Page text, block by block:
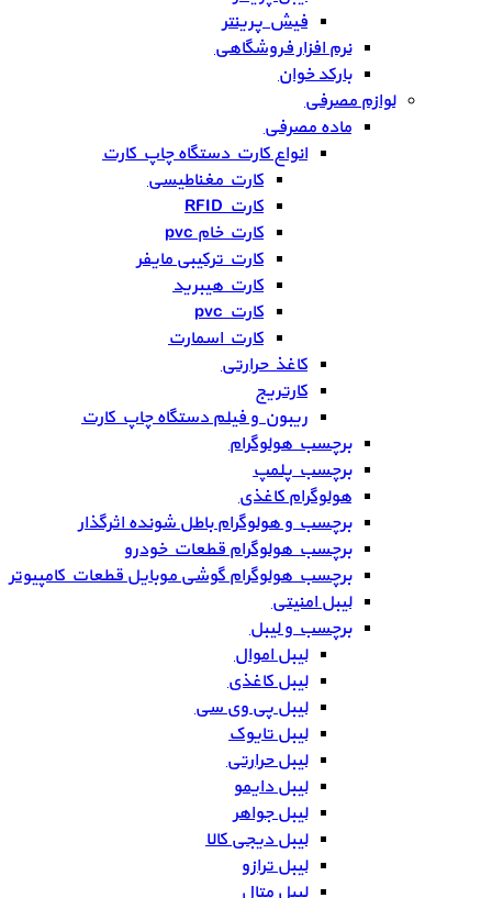
فیش پرینتر
نرم افزار فروشگاهی
بارکد خوان
لوازم مصرفی
ماده مصرفی
انواع کارت دستگاه چاپ کارت
کارت مغناطیسی
کارت RFID
کارت خام pvc
کارت ترکیبی مایفر
کارت هیبرید
کارت pvc
کارت اسمارت
کاغذ حرارتی
کارتریج
ریبون و فیلم دستگاه چاپ کارت
برچسب هولوگرام
برچسب پلمپ
هولوگرام کاغذی
برچسب و هولوگرام باطل شونده اثرگذار
برچسب هولوگرام قطعات خودرو
برچسب هولوگرام گوشی موبایل قطعات کامپیوتر
لیبل امنیتی
برچسب و لیبل
لیبل اموال
لیبل کاغذی
لیبل پی وی سی
لیبل تایوک
لیبل حرارتی
لیبل دایمو
لیبل جواهر
لیبل دیجی کالا
لیبل ترازو
لیبل متال